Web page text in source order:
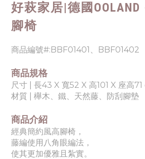
好萩家居|德國
腳椅
商品編號#:BBF01401、BBF01402
商品規格
尺寸 | 長43 X 寬52 X 高101 X 座高
材質 | 櫸木、鐵、天然藤、防刮腳墊
商品介紹
經典簡約風高腳椅，
藤編使用八角眼編法，
使其更加優雅且紮實。